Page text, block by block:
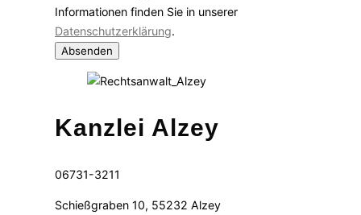
Informationen finden Sie in unserer
Datenschutzerklärung.
Absenden
Kanzlei Alzey
06731-3211
Schießgraben 10, 55232 Alzey